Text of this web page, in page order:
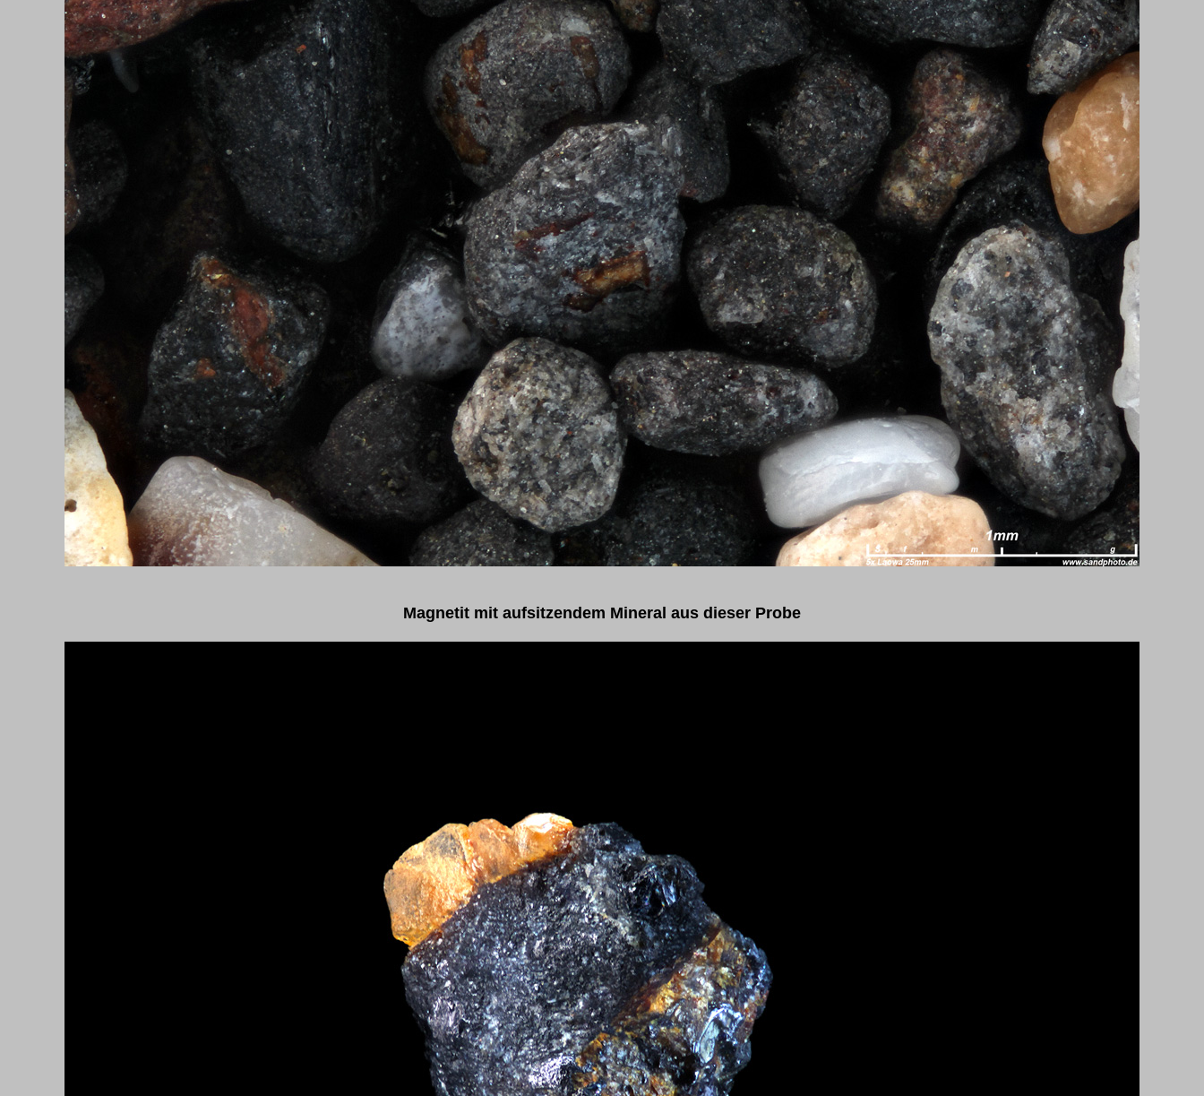
Magnetit mit aufsitzendem Mineral aus dieser Probe